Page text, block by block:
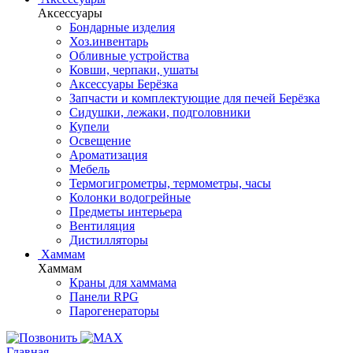
Аксессуары
Бондарные изделия
Хоз.инвентарь
Обливные устройства
Ковши, черпаки, ушаты
Аксессуары Берёзка
Запчасти и комплектующие для печей Берёзка
Сидушки, лежаки, подголовники
Купели
Освещение
Ароматизация
Мебель
Термогигрометры, термометры, часы
Колонки водогрейные
Предметы интерьера
Вентиляция
Дистилляторы
Хаммам
Хаммам
Краны для хаммама
Панели RPG
Парогенераторы